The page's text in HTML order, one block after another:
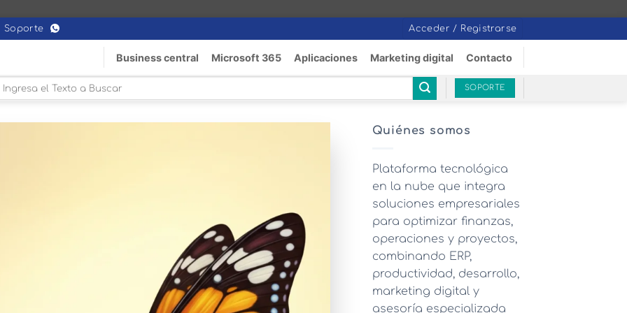
Soporte Acceder / Registrarse
Business central Microsoft 365 Aplicaciones Marketing digital Contacto
Buscar
por:
SOPORTE
Quiénes somos
Plataforma tecnológica
en la nube que integra
soluciones empresariales
para optimizar finanzas,
operaciones y proyectos,
combinando ERP,
productividad, desarrollo,
marketing digital y
asesoría especializada